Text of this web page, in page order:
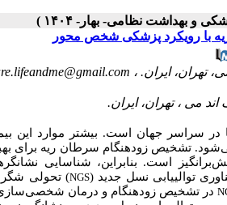
با رویکرد پزشکی شخص محور
در سراسر جهان است. بیشتر موارد این
تشخیص زودهنگام سرطان ریه برای
است. بنابراین، شناسایی
توالییابی نسل جدید (
NGS
)تحولی
در تشخیص زودهنگام و درمان شخصی